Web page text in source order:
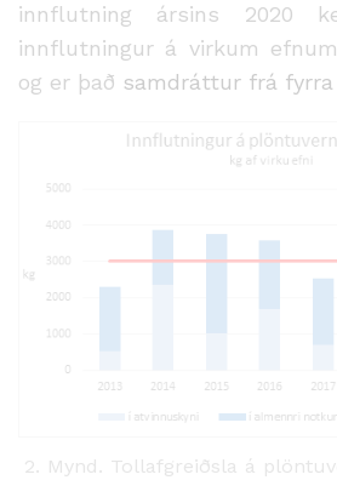
innflutning ársins 2020
innflutningur á virkum
og er það samdráttur frá fyrra
2. Mynd. Tollafgreiðsla á